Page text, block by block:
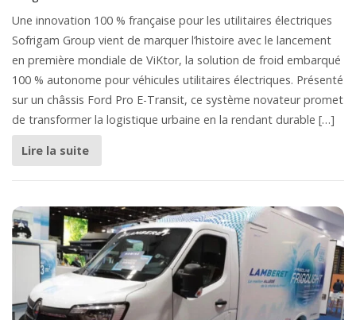
Une innovation 100 % française pour les utilitaires électriques
Sofrigam Group vient de marquer l’histoire avec le lancement
en première mondiale de ViKtor, la solution de froid embarqué
100 % autonome pour véhicules utilitaires électriques. Présenté
sur un châssis Ford Pro E-Transit, ce système novateur promet
de transformer la logistique urbaine en la rendant durable […]
Lire la suite